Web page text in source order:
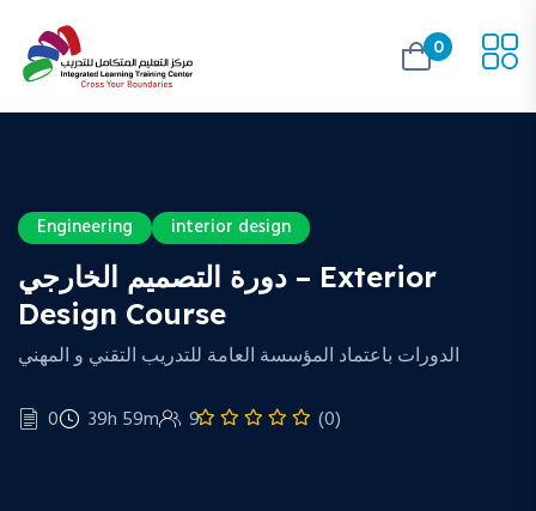
0
Engineering interior design
دورة التصميم الخارجي – Exterior
Design Course
الدورات باعتماد المؤسسة العامة للتدريب التقني و المهني
0 39h 59m 9 (0)